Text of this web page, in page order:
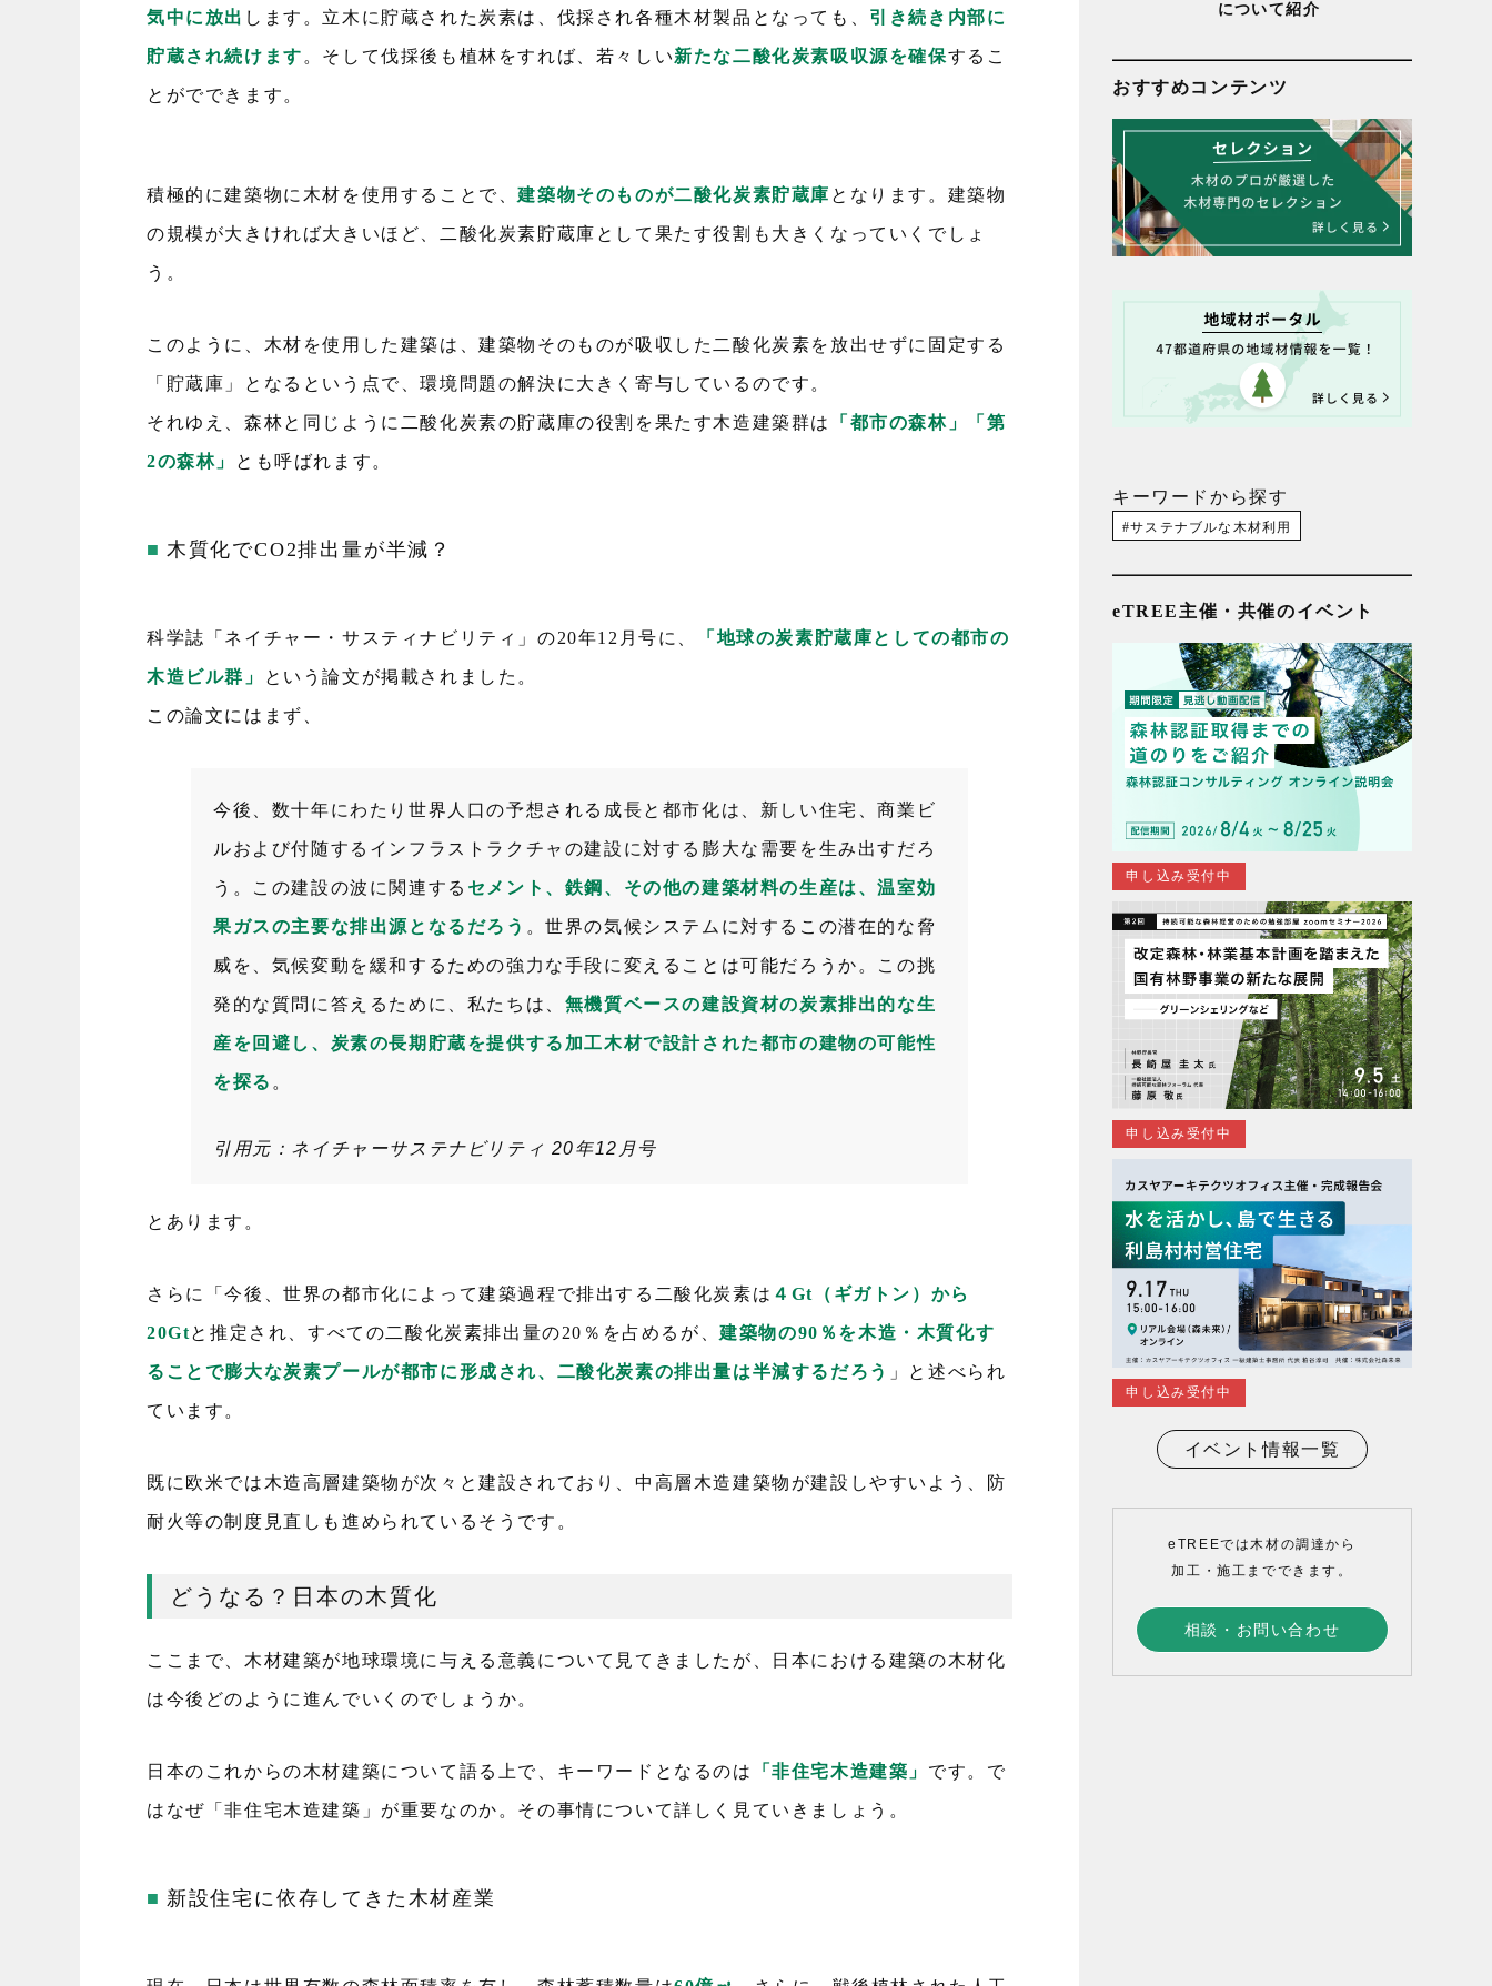
気中に放出 します。立木に貯蔵された炭素は、伐採され各種木材製品となっても、 引き続き内部に
貯蔵され続けます 。そして伐採後も植林をすれば、若々しい新たな二酸化炭素吸収源を確保するこ
とがでできます。
積極的に建築物に木材を使用することで、建築物そのものが二酸化炭素貯蔵庫 となります。建築物
の規模が大きければ大きいほど、二酸化炭素貯蔵庫として果たす役割も大きくなっていくでしょ
う。
このように、木材を使用した建築は、建築物そのものが吸収した二酸化炭素を放出せずに固定する
「貯蔵庫」となるという点で、環境問題の解決に大きく寄与しているのです。
それゆえ、森林と同じように二酸化炭素の貯蔵庫の役割を果たす木造建築群は 「都市の森林」「第
2の森林」 とも呼ばれます。
木質化でCO2排出量が半減？
科学誌「ネイチャー・サスティナビリティ」の20年12月号に、 「地球の炭素貯蔵庫としての都市の
木造ビル群」 という論文が掲載されました。
この論文にはまず、
今後、数十年にわたり世界人口の予想される成長と都市化は、新しい住宅、商業ビ
ルおよび付随するインフラストラクチャの建設に対する膨大な需要を生み出すだろ
う。この建設の波に関連する セメント、鉄鋼、その他の建築材料の生産は、温室効
果ガスの主要な排出源となるだろう 。世界の気候システムに対するこの潜在的な脅
威を、気候変動を緩和するための強力な手段に変えることは可能だろうか。この挑
発的な質問に答えるために、私たちは、 無機質ベースの建設資材の炭素排出的な生
産を回避し、炭素の長期貯蔵を提供する加工木材で設計された都市の建物の可能性
を探る 。
引用元：ネイチャーサステナビリティ 20年12月号
とあります。
さらに「今後、世界の都市化によって建築過程で排出する二酸化炭素は ４Gt（ギガトン）から
20Gtと推定され、すべての二酸化炭素排出量の20％を占めるが、建築物の90％を木造・木質化す
ることで膨大な炭素プールが都市に形成され、二酸化炭素の排出量は半減するだろう 」と述べられ
ています。
既に欧米では木造高層建築物が次々と建設されており、中高層木造建築物が建設しやすいよう、防
耐火等の制度見直しも進められているそうです。
どうなる？日本の木質化
ここまで、木材建築が地球環境に与える意義について見てきましたが、日本における建築の木材化
は今後どのように進んでいくのでしょうか。
日本のこれからの木材建築について語る上で、キーワードとなるのは 「非住宅木造建築」 です。で
はなぜ「非住宅木造建築」が重要なのか。その事情について詳しく見ていきましょう。
新設住宅に依存してきた木材産業
について紹介
おすすめコンテンツ
キーワードから探す
サステナブルな木材利用
eTREE主催・共催のイベント
申し込み受付中
申し込み受付中
申し込み受付中
イベント情報一覧
eTREEでは木材の調達から
加工・施工までできます。
相談・お問い合わせ